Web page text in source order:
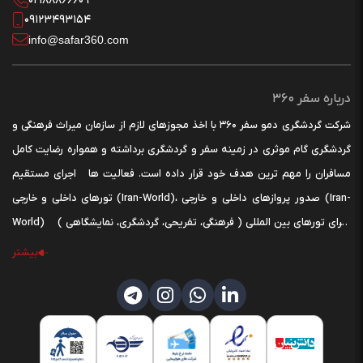
09123493154
info@safar360.com
درباره سفر 360
شرکت گردشگری دمو سفر 360 با اخذ مجوزهای لازم از سازمان میراث فرهنگی و
گردشگری گام موثری در زمینه سفر و گردشگری برداشته و همواره رضایت کامل
مسافران را مهم ترین هدف خود قرار داده است. فعالیت ها اجرای مستقیم
تورهای داخلی و خارجی (Iran-World)، صدور پروازهای داخلی و خارجی (Iran-
World) اجرای تورهای بین المللی ( فرهنگی، تفریحی، گردشگری، نمایشگاهی )
اخذ ویزای کشورهای مختلف به ویژه کشورهای اروپایی حوزه شنگن و ... صدور
و کادر اجرایی سفر 360 با استفاده از سال‌ها تجربه در زمینه گردشگری همواره در
ارائه خدمات نوین پیشتاز بوده است. * کارشناسان ما راهنمای شما در دریافت
بیشتر